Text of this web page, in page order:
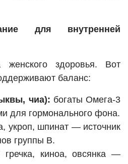
для внутренней
здоровья. Вот
баланс:
чиа): богаты Омега-3
для гормонального фона.
укроп, шпинат — источник
группы В.
гречка, киноа, овсянка —